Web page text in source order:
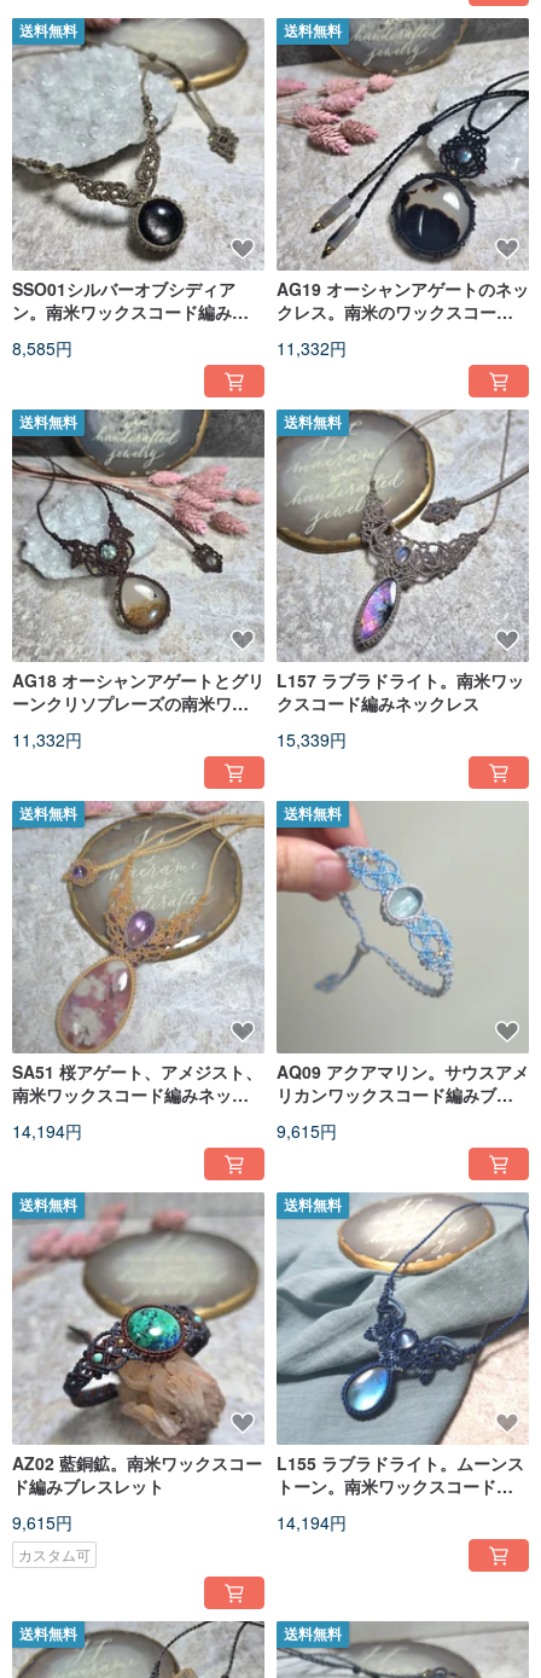
送料無料
SSO01シルバーオブシディア
ン。南米ワックスコード編みネ
8,585円
送料無料
AG19 オーシャンアゲートのネッ
クレス。南米のワックスコード
11,332円
送料無料
AG18 オーシャンアゲートとグリ
ーンクリソプレーズの南米ワッ
11,332円
送料無料
L157 ラブラドライト。南米ワッ
クスコード編みネックレス
15,339円
送料無料
SA51 桜アゲート、アメジスト、
南米ワックスコード編みネック
14,194円
送料無料
AQ09 アクアマリン。サウスアメ
リカンワックスコード編みブレ
9,615円
送料無料
AZ02 藍銅鉱。南米ワックスコー
ド編みブレスレット
9,615円
カスタム可
送料無料
L155 ラブラドライト。ムーンス
トーン。南米ワックスコード編
14,194円
送料無料 送料無料